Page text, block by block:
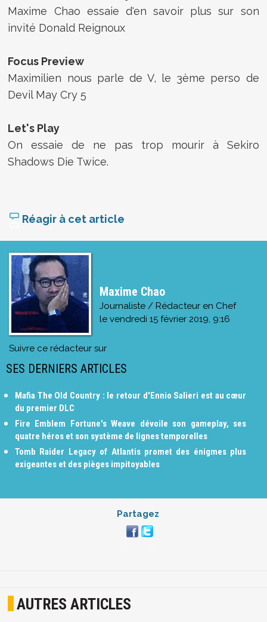
Maxime Chao essaie d'en savoir plus sur son
invité Donald Reignoux
Focus Preview
Maximilien nous parle de V, le 3ème perso de
Devil May Cry 5
Let's Play
On essaie de ne pas trop mourir à Sekiro
Shadows Die Twice.
Réagir à cet article
Maxime Chao
Journaliste / Rédacteur en Chef
le vendredi 15 février 2019, 9:16
Suivre ce rédacteur sur
SES DERNIERS ARTICLES
Mafia The Old Country : le retour d'Ennio Salieri est au cœur
du premier DLC
Fire Emblem Fortune's Weave dévoile son gameplay, ses
quatre héros et son système de lignes temporelles
Tomb Raider Legacy of Atlantis promet des énigmes plus
exigeantes et des pièges impitoyables
Partagez
AUTRES ARTICLES